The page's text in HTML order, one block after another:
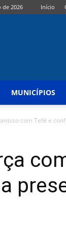
de 2026 Início
MUNICÍPIOS
com Tefé e